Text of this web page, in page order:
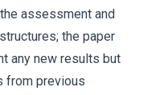
assessment and
the paper
any new results but
from previous